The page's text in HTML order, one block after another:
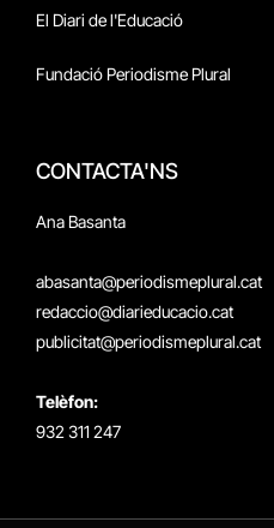
El Diari de l'Educació
Fundació Periodisme Plural
CONTACTA'NS
Ana Basanta
abasanta@periodismeplural.cat
redaccio@diarieducacio.cat
publicitat@periodismeplural.cat
Telèfon:
932 311 247